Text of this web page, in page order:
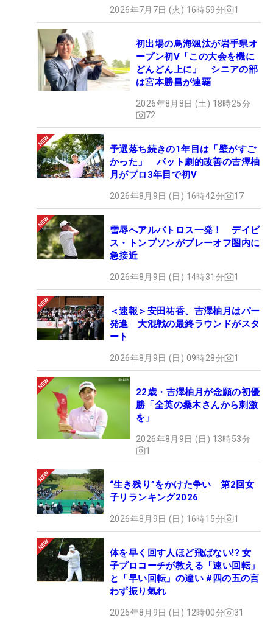
2026年7月7日 (火) 16時59分 1
初出場の鳥海颯汰が岩手県オ
ープン初V「この大会を機に
どんどん上に」 シニアの部
は宮本勝昌が連覇
2026年8月8日 (土) 18時25分
72
予選落ち続きの1年目は「壁がすご
かった」 パット劇的改善の吉澤柚
月がプロ3年目で初V
2026年8月9日 (日) 16時42分 17
雪辱へアルバトロス一発！ デイビ
ス・トンプソンがプレーオフ圏内に
急接近
2026年8月9日 (日) 14時31分 1
＜速報＞安田祐香、吉澤柚月はパー
発進 大混戦の最終ラウンドがスタ
ート
2026年8月9日 (日) 09時28分 1
22歳・吉澤柚月が念願の初優
勝「全英の桑木さんから刺激
を」
2026年8月9日 (日) 13時53分
1
“生き残り”をかけた争い 第2回女
子リランキング2026
2026年8月9日 (日) 16時15分 1
体を早く回す人ほど飛ばない!? 女
子プロコーチが教える「速い回転」
と「早い回転」の違い #四の五の言
わず振り氣れ
2026年8月9日 (日) 12時00分 31